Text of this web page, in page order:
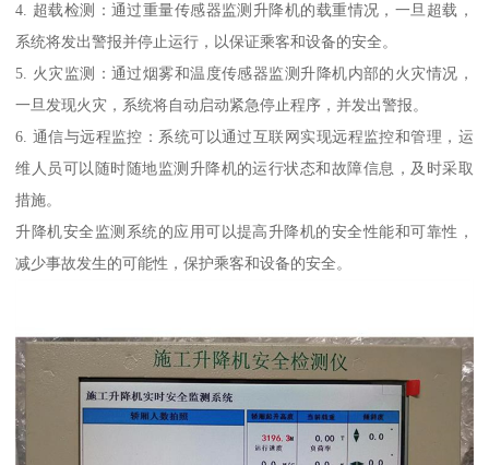
4. 超载检测：通过重量传感器监测升降机的载重情况，一旦超载，
系统将发出警报并停止运行，以保证乘客和设备的安全。
5. 火灾监测：通过烟雾和温度传感器监测升降机内部的火灾情况，
一旦发现火灾，系统将自动启动紧急停止程序，并发出警报。
6. 通信与远程监控：系统可以通过互联网实现远程监控和管理，运
维人员可以随时随地监测升降机的运行状态和故障信息，及时采取
措施。
升降机安全监测系统的应用可以提高升降机的安全性能和可靠性，
减少事故发生的可能性，保护乘客和设备的安全。